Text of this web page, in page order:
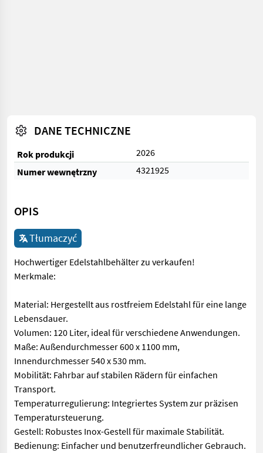
DANE TECHNICZNE
Rok produkcji
2026
Numer wewnętrzny
4321925
OPIS
Tłumaczyć
Hochwertiger Edelstahlbehälter zu verkaufen!
Merkmale:
Material: Hergestellt aus rostfreiem Edelstahl für eine lange
Lebensdauer.
Volumen: 120 Liter, ideal für verschiedene Anwendungen.
Maße: Außendurchmesser 600 x 1100 mm,
Innendurchmesser 540 x 530 mm.
Mobilität: Fahrbar auf stabilen Rädern für einfachen
Transport.
Temperaturregulierung: Integriertes System zur präzisen
Temperatursteuerung.
Gestell: Robustes Inox-Gestell für maximale Stabilität.
Bedienung: Einfacher und benutzerfreundlicher Gebrauch.